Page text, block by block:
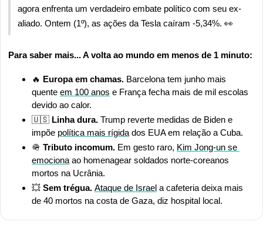
agora enfrenta um verdadeiro embate político com seu ex-
aliado. Ontem (1º), as ações da Tesla caíram -5,34%. 👀
Para saber mais... A volta ao mundo em menos de 1 minuto:
🔥 Europa em chamas. Barcelona tem junho mais
quente em 100 anos e França fecha mais de mil escolas
devido ao calor.
🇺🇸 Linha dura. Trump reverte medidas de Biden e
impõe política mais rígida dos EUA em relação a Cuba.
🪖 Tributo incomum. Em gesto raro, Kim Jong-un se
emociona ao homenagear soldados norte-coreanos
mortos na Ucrânia.
💥 Sem trégua. Ataque de Israel a cafeteria deixa mais
de 40 mortos na costa de Gaza, diz hospital local.